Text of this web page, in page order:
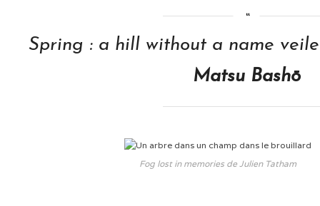
Spring : a hill without a name
Matsu Bashō
Fog lost in memories de Julien Tatham